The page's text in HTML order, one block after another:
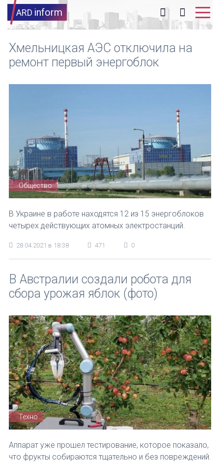
ARD inform
Хмельницкая АЭС отключила на
ремонт первый энергоблок
Общество
В Украине в работе находятся 12 из 15 энергоблоков
четырех действующих атомных электростанций.
28.04.2021 в 18:38 471 0
В Австралии создали робота для
сбора урожая яблок (фото)
Техно
Аппарат уже прошел тестирование, которое показало,
что фрукты собираются тщательно и без повреждений.